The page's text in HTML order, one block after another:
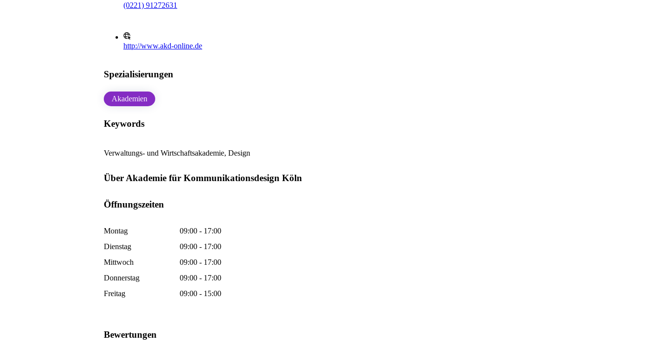
(0221) 91272631
http://www.akd-online.de
Spezialisierungen
Akademien
Keywords
Verwaltungs- und Wirtschaftsakademie, Design
Über Akademie für Kommunikationsdesign Köln
Öffnungszeiten
Montag
09:00 - 17:00
Dienstag
09:00 - 17:00
Mittwoch
09:00 - 17:00
Donnerstag
09:00 - 17:00
Freitag
09:00 - 15:00
Bewertungen